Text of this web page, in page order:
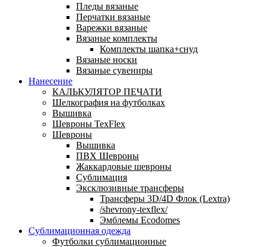
Пледы вязаные
Перчатки вязаные
Варежки вязаные
Вязаные комплекты
Комплекты шапка+снуд
Вязаные носки
Вязаные сувениры
Нанесение
КАЛЬКУЛЯТОР ПЕЧАТИ
Шелкография на футболках
Вышивка
Шевроны TexFlex
Шевроны
Вышивка
ПВХ Шевроны
Жаккардовые шевроны
Сублимация
Эксклюзивные трансферы
Трансферы 3D/4D Флок (Lextra)
/shevrony-texflex/
Эмблемы Ecodomes
Сублимационная одежда
Футболки сублимационные